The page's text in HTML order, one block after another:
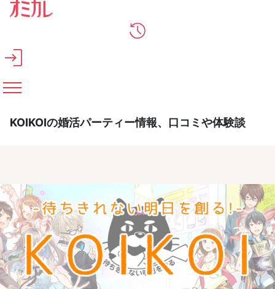
メインコンテンツへスキップ
KOIKOIの婚活パーティー情報、口コミや体験談